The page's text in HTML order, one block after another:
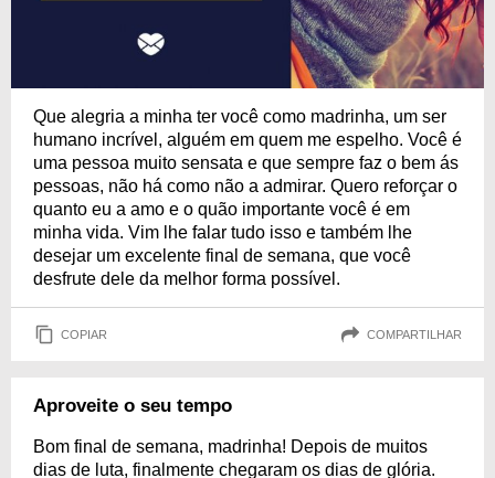
Que alegria a minha ter você como madrinha, um ser
humano incrível, alguém em quem me espelho. Você é
uma pessoa muito sensata e que sempre faz o bem ás
pessoas, não há como não a admirar. Quero reforçar o
quanto eu a amo e o quão importante você é em
minha vida. Vim lhe falar tudo isso e também lhe
desejar um excelente final de semana, que você
desfrute dele da melhor forma possível.
COPIAR COMPARTILHAR
Aproveite o seu tempo
Bom final de semana, madrinha! Depois de muitos
dias de luta, finalmente chegaram os dias de glória.